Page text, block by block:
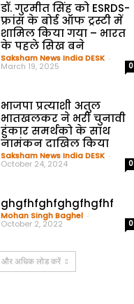
डॉ. गुरमीत सिंह को ESRDS-
फ्रांस के बोर्ड ऑफ ट्रस्टी में
शामिल किया गया – भारत
के पहले सिख बने
Saksham News India DESK -
March 19, 2025 0
भाजपा प्रत्याशी अतुल
भातखलकर ने भरी चुनावी
हुंकार समर्थको के साथ
नामंकन दाखिल किया
Saksham News India DESK -
October 24, 2024 0
ghgfhfghfghgfhgfhf
Mohan Singh Baghel -
October 2, 2022 0
और अधिक लोड करें